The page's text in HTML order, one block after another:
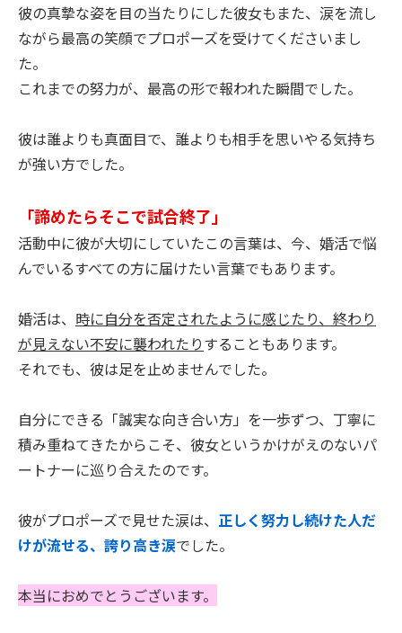
彼の真摯な姿を目の当たりにした彼女もまた、涙を流し
ながら最高の笑顔でプロポーズを受けてくださいまし
た。
これまでの努力が、最高の形で報われた瞬間でした。
彼は誰よりも真面目で、誰よりも相手を思いやる気持ち
が強い方でした。
「諦めたらそこで試合終了」
活動中に彼が大切にしていたこの言葉は、今、婚活で悩
んでいるすべての方に届けたい言葉でもあります。
婚活は、 時に自分を否定されたように感じたり、終わり
が見えない不安に襲われたりすることもあります。
それでも、彼は足を止めませんでした。
自分にできる「誠実な向き合い方」を一歩ずつ、丁寧に
積み重ねてきたからこそ、彼女というかけがえのないパ
ートナーに巡り合えたのです。
彼がプロポーズで見せた涙は、 正しく努力し続けた人だ
けが流せる、誇り高き涙でした。
本当におめでとうございます。